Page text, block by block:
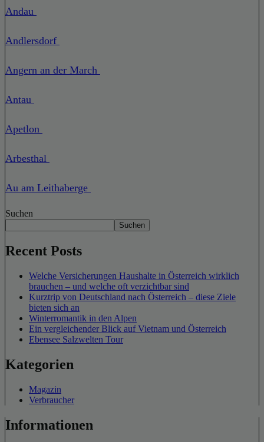
Andau
Andlersdorf
Angern an der March
Antau
Apetlon
Arbesthal
Au am Leithaberge
Suchen
Suchen
Recent Posts
Welche Versicherungen Haushalte in Österreich wirklich
brauchen – und welche oft verzichtbar sind
Kurztrip von Deutschland nach Österreich – diese Ziele
bieten sich an
Winterromantik in den Alpen
Ein vergleichender Blick auf Vietnam und Österreich
Ebensee Salzwelten Tour
Kategorien
Magazin
Verbraucher
Informationen